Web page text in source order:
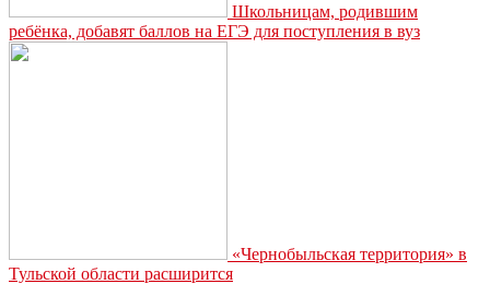
Школьницам, родившим
ребёнка, добавят баллов на ЕГЭ для поступления в вуз
«Чернобыльская территория» в
Тульской области расширится